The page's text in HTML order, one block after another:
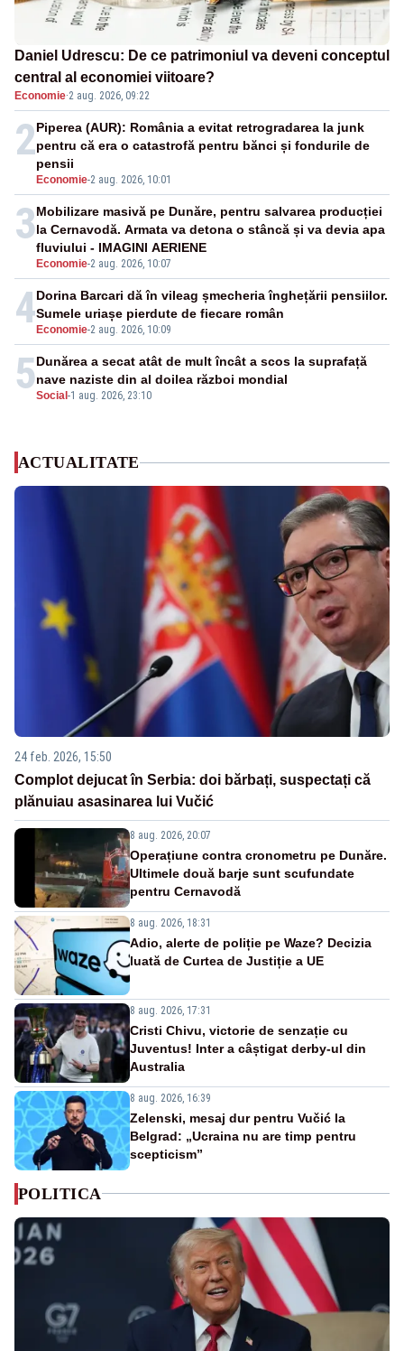
Daniel Udrescu: De ce patrimoniul va deveni conceptul
central al economiei viitoare?
Economie·2 aug. 2026, 09:22
2
Economie-2 aug. 2026, 10:01
Piperea (AUR): România a evitat retrogradarea la junk
pentru că era o catastrofă pentru bănci și fondurile de
pensii
3
Economie-2 aug. 2026, 10:07
Mobilizare masivă pe Dunăre, pentru salvarea producției
la Cernavodă. Armata va detona o stâncă și va devia apa
fluviului - IMAGINI AERIENE
4 Economie-2 aug. 2026, 10:09
Dorina Barcari dă în vileag șmecheria înghețării pensiilor.
Sumele uriașe pierdute de fiecare român
5Social -1 aug. 2026, 23:10
Dunărea a secat atât de mult încât a scos la suprafață
nave naziste din al doilea război mondial
ACTUALITATE
24 feb. 2026, 15:50
Complot dejucat în Serbia: doi bărbați, suspectați că
plănuiau asasinarea lui Vučić
8 aug. 2026, 20:07
Operațiune contra cronometru pe Dunăre.
Ultimele două barje sunt scufundate
pentru Cernavodă
8 aug. 2026, 18:31
Adio, alerte de poliție pe Waze? Decizia
luată de Curtea de Justiție a UE
8 aug. 2026, 17:31
Cristi Chivu, victorie de senzație cu
Juventus! Inter a câștigat derby-ul din
Australia
8 aug. 2026, 16:39
Zelenski, mesaj dur pentru Vučić la
Belgrad: „Ucraina nu are timp pentru
scepticism”
POLITICA